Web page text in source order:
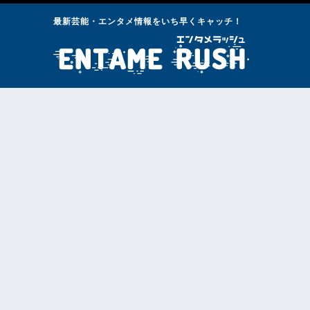
最新芸能・エンタメ情報をいち早くキャッチ！